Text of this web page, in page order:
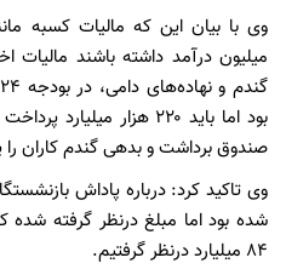
میلیون درآمد داشته باشند مالیات
بود اما باید ۲۲۰ هزار
صندوق برداشت و بدهی گندم کاران
شده بود اما مبلغ درنظر گرفته شده
۸۴ میلیارد درنظر گرفتیم.